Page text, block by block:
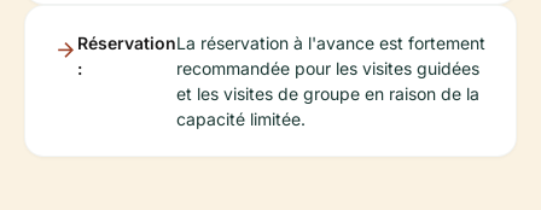
Réservation
:
La réservation à l'avance est fortement
recommandée pour les visites guidées
et les visites de groupe en raison de la
capacité limitée.